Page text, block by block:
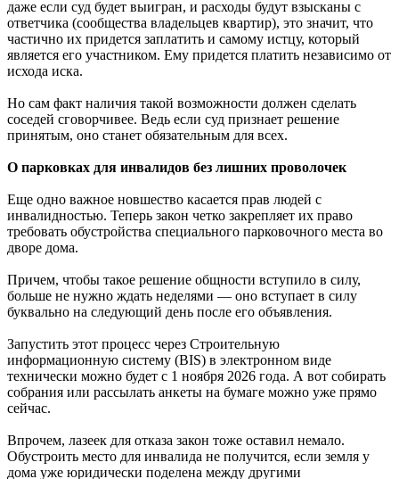
даже если суд будет выигран, и расходы будут взысканы с
ответчика (сообщества владельцев квартир), это значит, что
частично их придется заплатить и самому истцу, который
является его участником. Ему придется платить независимо от
исхода иска.
Но сам факт наличия такой возможности должен сделать
соседей сговорчивее. Ведь если суд признает решение
принятым, оно станет обязательным для всех.
О парковках для инвалидов без лишних проволочек
Еще одно важное новшество касается прав людей с
инвалидностью. Теперь закон четко закрепляет их право
требовать обустройства специального парковочного места во
дворе дома.
Причем, чтобы такое решение общности вступило в силу,
больше не нужно ждать неделями — оно вступает в силу
буквально на следующий день после его объявления.
Запустить этот процесс через Строительную
информационную систему (BIS) в электронном виде
технически можно будет с 1 ноября 2026 года. А вот собирать
собрания или рассылать анкеты на бумаге можно уже прямо
сейчас.
Впрочем, лазеек для отказа закон тоже оставил немало.
Обустроить место для инвалида не получится, если земля у
дома уже юридически поделена между другими